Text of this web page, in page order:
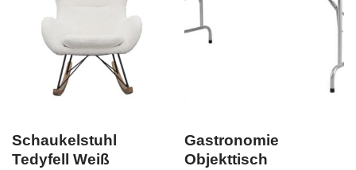
Schaukelstuhl
Tedyfell Weiß
Gastronomie
Objekttisch